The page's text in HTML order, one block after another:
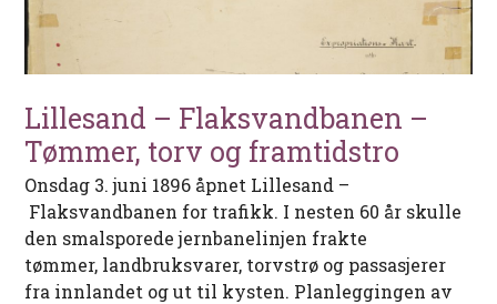
Lillesand – Flaksvandbanen –
Tømmer, torv og framtidstro
Onsdag 3. juni 1896 åpnet Lillesand –
Flaksvandbanen for trafikk. I nesten 60 år skulle
den smalsporede jernbanelinjen frakte
tømmer, landbruksvarer, torvstrø og passasjerer
fra innlandet og ut til kysten. Planleggingen av